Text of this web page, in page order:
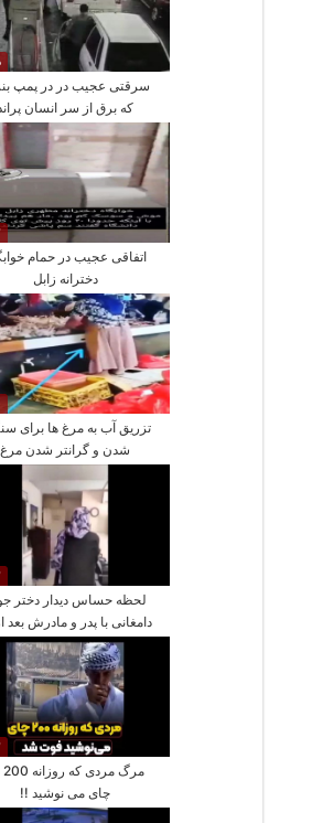
سرقتی عجیب در در پمپ
که برق از سر انسان
اتفاقی عجیب در حمام
دخترانه زابل
تزریق آب به مرغ ها برای
شدن و گرانتر شدن مرغ
لحظه حساس دیدار دختر
سال
چای می نوشید !!